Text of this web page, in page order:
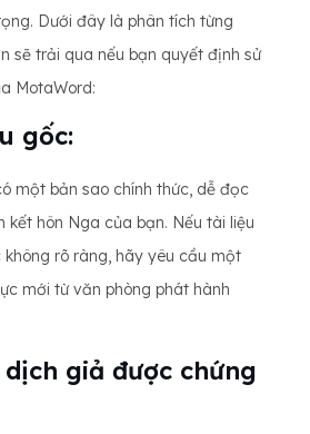
Dưới đây là phân tích từng
sẽ trải qua nếu bạn quyết định sử
MotaWord:
gốc:
một bản sao chính thức, dễ đọc
kết hôn Nga của bạn. Nếu tài liệu
rõ ràng, hãy yêu cầu một
mới từ văn phòng phát hành
dịch giả được chứng